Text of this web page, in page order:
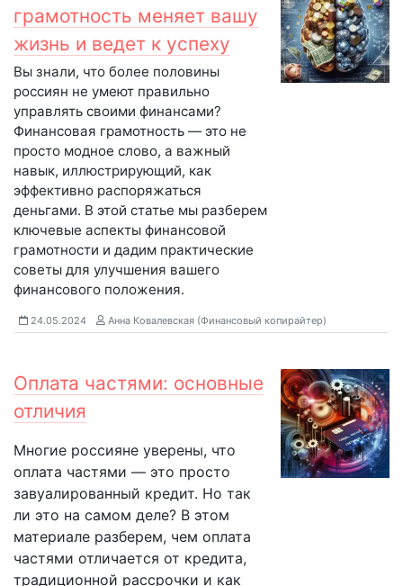
грамотность меняет вашу
жизнь и ведет к успеху
Вы знали, что более половины
россиян не умеют правильно
управлять своими финансами?
Финансовая грамотность — это не
просто модное слово, а важный
навык, иллюстрирующий, как
эффективно распоряжаться
деньгами. В этой статье мы разберем
ключевые аспекты финансовой
грамотности и дадим практические
советы для улучшения вашего
финансового положения.
24.05.2024 Анна Ковалевская (Финансовый копирайтер)
Оплата частями: основные
отличия
Многие россияне уверены, что
оплата частями — это просто
завуалированный кредит. Но так
ли это на самом деле? В этом
материале разберем, чем оплата
частями отличается от кредита,
традиционной рассрочки и как